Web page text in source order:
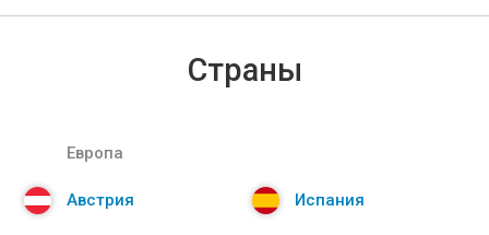
Страны
Европа
Австрия Испания